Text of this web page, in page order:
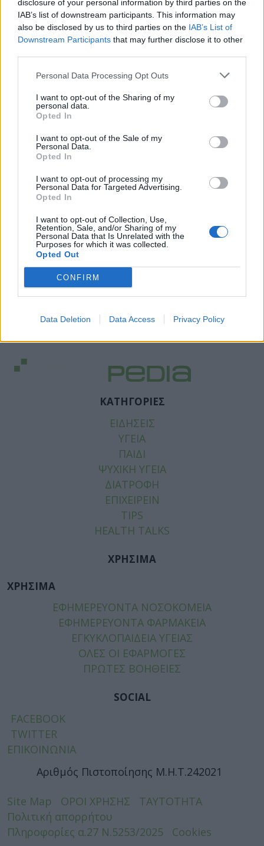
disclosure of your personal information by third parties on the
IAB’s list of downstream participants. This information may
also be disclosed by us to third parties on the IAB’s List of
Downstream Participants that may further disclose it to other
Personal Data Processing Opt Outs
I want to opt-out of the Sharing of my
personal data.
Opted In
I want to opt-out of the Sale of my
Personal Data.
Opted In
I want to opt-out of processing my
Personal Data for Targeted Advertising.
Opted In
I want to opt-out of Collection, Use,
Retention, Sale, and/or Sharing of my
Personal Data that Is Unrelated with the
Purposes for which it was collected.
Opted Out
CONFIRM
Data Deletion Data Access Privacy Policy
φωτό: iStock
ΔΙΑΒΑΣΤΕ ΕΠΙΣΗΣ
Δείτε αν κινδυνεύετε με έμφραγμα στα
επόμενα 10 χρόνια – Μοναδικό online
ΚΑΤΗΓΟΡΙΕΣ
ΕΙΔΗΣΕΙΣ
ΥΓΕΙΑ
ΠΑΙΔΙ
ΨΥΧΙΚΗ ΥΓΕΙΑ
ΔΙΑΤΡΟΦΗ
ΕΠΙΧΕΙΡΕΙΝ
TIPS
HEALTH TALKS
ΧΡΗΣΙΜΑ
ΧΡΗΣΙΜΑ
ΕΦΗΜΕΡΕΥΟΝΤΑ ΝΟΣΟΚΟΜΕΙΑ
ΕΦΗΜΕΡΕΥΟΝΤΑ ΦΑΡΜΑΚΕΙΑ
ΕΓΚΥΚΛΟΠΑΙΔΕΙΑ ΥΓΕΙΑΣ
ΟΛΕΣ ΟΙ ΕΦΑΡΜΟΓΕΣ
ΠΡΩΤΕΣ ΒΟΗΘΕΙΕΣ
SOCIAL
FACEBOOK
TWITTER
ΕΠΙΚΟΙΝΩΝΙΑ
Αριθμός Πιστοποίησης Μ.Η.Τ.242021
Site Map ΟΡΟΙ ΧΡΗΣΗΣ
ΤΑΥΤΟΤΗΤΑ
Πολιτική απορρήτου
Πληροφορίες α.27 Ν.5253/2025
Cookies